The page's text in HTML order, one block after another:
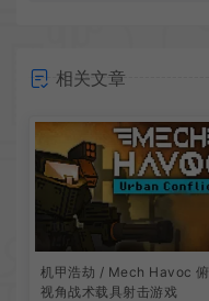
相关文章
机甲浩劫 / Mech Havoc 俯
视角战术载具射击游戏